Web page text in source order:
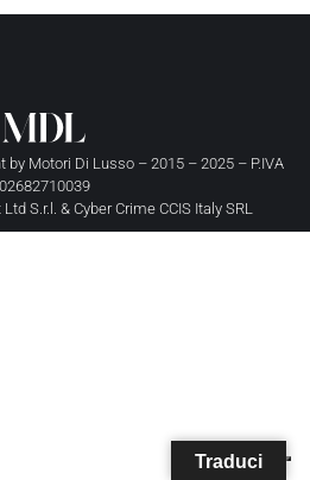
by Motori Di Lusso– 2015 – 2025 – P.IVA
02682710039
Ltd S.r.l. & Cyber Crime CCIS Italy SRL
Traduci